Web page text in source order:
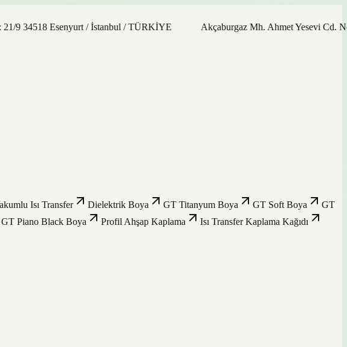
Esenyurt / İstanbul / TÜRKİYE
Akçaburgaz Mh. Ahmet Yesevi Cd. No: 21/9
Isı Transfer Dielektrik Boya GT Titanyum Boya GT Soft Boya
GT
GT Piano Black Boya Profil Ahşap Kaplama
Isı Transfer Kaplama Kağıdı